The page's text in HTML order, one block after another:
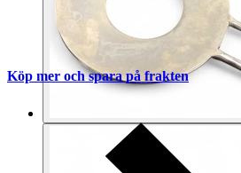
Köp mer och spara på frakten